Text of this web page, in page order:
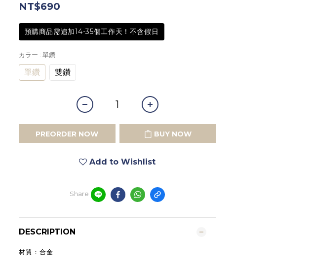
NT$690
預購商品需追加14-35個工作天！不含假日
カラー : 單鑽
單鑽 雙鑽
PREORDER NOW BUY NOW
Add to Wishlist
Share
DESCRIPTION
材質：合金